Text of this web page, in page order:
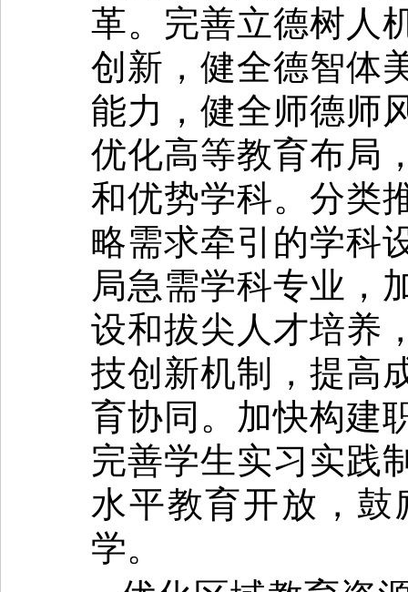
革。完善立德树人
创新，健全德智体
能力，健全师德师
优化高等教育布局
和优势学科。分类
略需求牵引的学科
局急需学科专业，
设和拔尖人才培养
技创新机制，提高
育协同。加快构建
完善学生实习实践
水平教育开放，
学。